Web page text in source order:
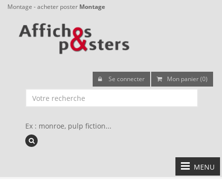
Montage - acheter poster Montage
Se connecter Mon panier (0)
Ex : monroe, pulp fiction...
MENU